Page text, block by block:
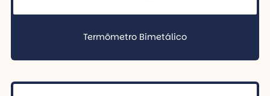
Termômetro Bimetálico